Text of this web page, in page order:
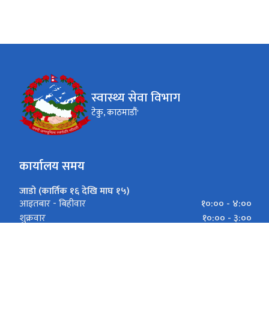
स्वास्थ्य सेवा विभाग
टेकु, काठमाडौं'
कार्यालय समय
जाडो (कार्तिक १६ देखि माघ १५)
आइतबार - बिहीवार
१०:०० - ४:००
शुक्रवार
१०:०० - ३:००